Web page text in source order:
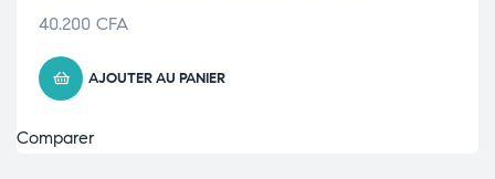
40.200 CFA
AJOUTER AU PANIER
Comparer